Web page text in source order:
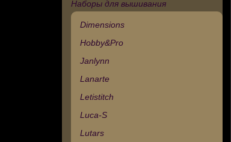
Наборы для вышивания
Dimensions
Hobby&Pro
Janlynn
Lanarte
Letistitch
Luca-S
Lutars